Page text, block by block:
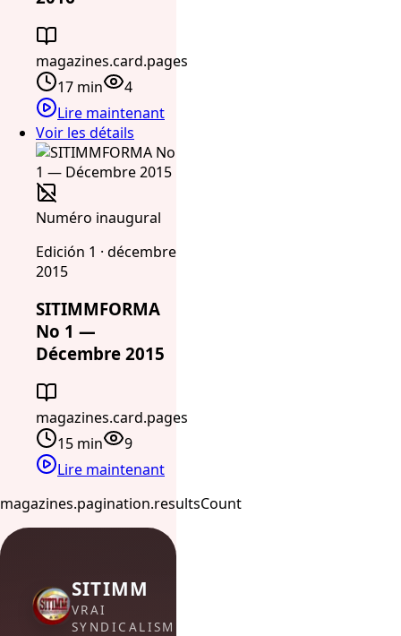
magazines.card.pages
17 min
4
Lire maintenant
Voir les détails
Numéro inaugural
Edición 1 · décembre
2015
SITIMMFORMA
No 1 —
Décembre 2015
magazines.card.pages
15 min
9
Lire maintenant
magazines.pagination.resultsCount
SITIMM
VRAI
SYNDICALISME